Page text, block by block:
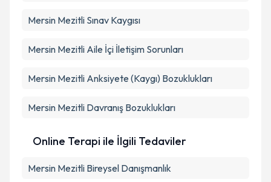
Mersin Mezitli Sınav Kaygısı
Mersin Mezitli Aile İçi İletişim Sorunları
Mersin Mezitli Anksiyete (Kaygı) Bozuklukları
Mersin Mezitli Davranış Bozuklukları
Online Terapi ile İlgili Tedaviler
Mersin Mezitli Bireysel Danışmanlık